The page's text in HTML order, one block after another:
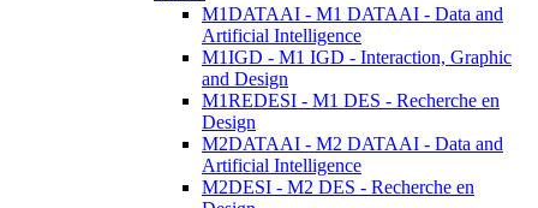
M1DATAAI - M1 DATAAI - Data and
Artificial Intelligence
M1IGD - M1 IGD - Interaction, Graphic
and Design
M1REDESI - M1 DES - Recherche en
Design
M2DATAAI - M2 DATAAI - Data and
Artificial Intelligence
M2DESI - M2 DES - Recherche en